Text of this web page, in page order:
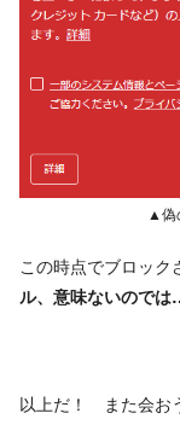
▲偽
この時点でブロック
ル、意味ないので
以上だ！ また会お